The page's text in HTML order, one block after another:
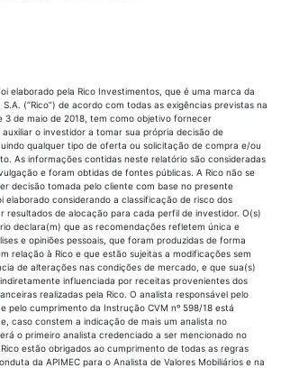
elaborado pela Rico Investimentos, que é uma marca da
S.A. (“Rico”) de acordo com todas as exigências previstas na
3 de maio de 2018, tem como objetivo fornecer
o investidor a tomar sua própria decisão de
qualquer tipo de oferta ou solicitação de compra e/ou
As informações contidas neste relatório são consideradas
e foram obtidas de fontes públicas. A Rico não se
decisão tomada pelo cliente com base no presente
elaborado considerando a classificação de risco dos
resultados de alocação para cada perfil de investidor. O(s)
declara(m) que as recomendações refletem única e
e opiniões pessoais, que foram produzidas de forma
relação à Rico e que estão sujeitas a modificações sem
de alterações nas condições de mercado, e que sua(s)
influenciada por receitas provenientes dos
realizadas pela Rico. O analista responsável pelo
pelo cumprimento da Instrução CVM nº 598/18 está
caso constem a indicação de mais um analista no
o primeiro analista credenciado a ser mencionado no
estão obrigados ao cumprimento de todas as regras
da APIMEC para o Analista de Valores Mobiliários e na